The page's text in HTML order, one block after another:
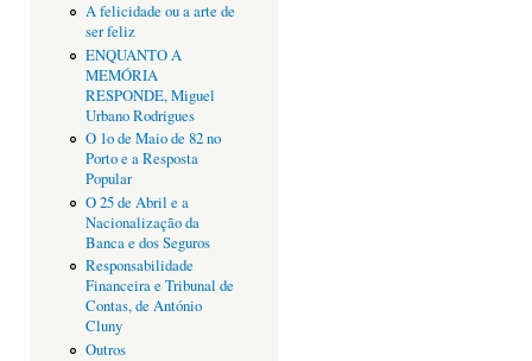
A felicidade ou a arte de
ser feliz
ENQUANTO A
MEMÓRIA
RESPONDE, Miguel
Urbano Rodrigues
O 1o de Maio de 82 no
Porto e a Resposta
Popular
O 25 de Abril e a
Nacionalização da
Banca e dos Seguros
Responsabilidade
Financeira e Tribunal de
Contas, de António
Cluny
Outros